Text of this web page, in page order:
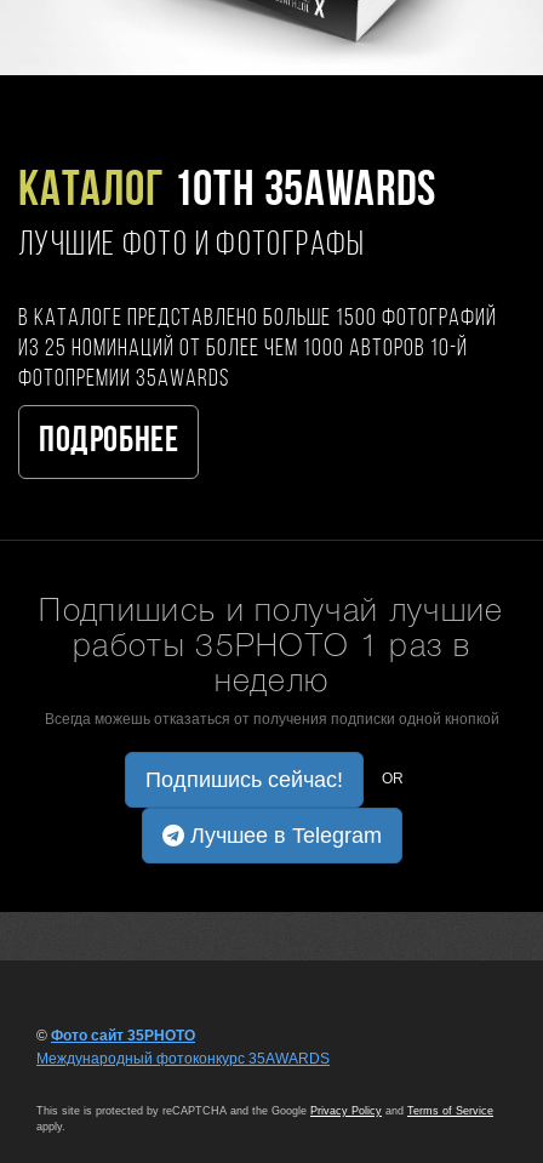
Каталог 10TH 35AWARDS
ЛУЧШИЕ ФОТО И ФОТОГРАФЫ
В каталоге представлено больше 1500 фотографий
из 25 номинаций от более чем 1000 авторов 10-й
фотопремии 35AWARDS
Подробнее
Подпишись и получай лучшие
работы 35PHOTO 1 раз в
неделю
Всегда можешь отказаться от получения подписки одной кнопкой
Подпишись сейчас! OR
Лучшее в Telegram
© Фото сайт 35PHOTO
Международный фотоконкурс 35AWARDS
This site is protected by reCAPTCHA and the Google Privacy Policy and Terms of Service
apply.